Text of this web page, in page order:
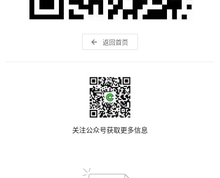
返回首页
关注公众号获取更多信息